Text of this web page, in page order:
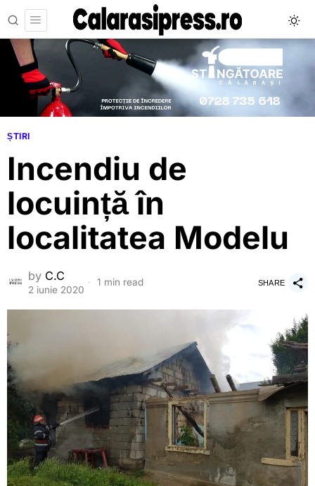
ȘTIRI
Incendiu de
locuință în
localitatea Modelu
by C.C
2 iunie 2020
1 min read SHARE